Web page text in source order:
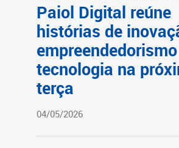
Paiol Digital reúne
histórias de
tecnologia na
terça
04/05/2026